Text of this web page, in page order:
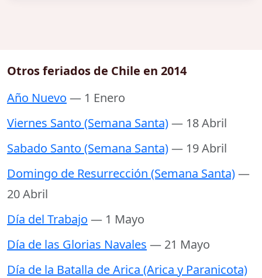
Otros feriados de Chile en 2014
Año Nuevo — 1 Enero
Viernes Santo (Semana Santa)— 18 Abril
Sabado Santo (Semana Santa)— 19 Abril
Domingo de Resurrección (Semana Santa)—
20 Abril
Día del Trabajo — 1 Mayo
Día de las Glorias Navales — 21 Mayo
Día de la Batalla de Arica (Arica y Paranicota)